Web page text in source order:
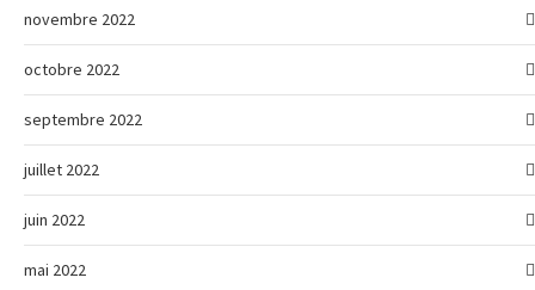
novembre 2022
octobre 2022
septembre 2022
juillet 2022
juin 2022
mai 2022